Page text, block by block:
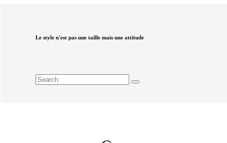
Le style n'est pas une taille mais une attitude